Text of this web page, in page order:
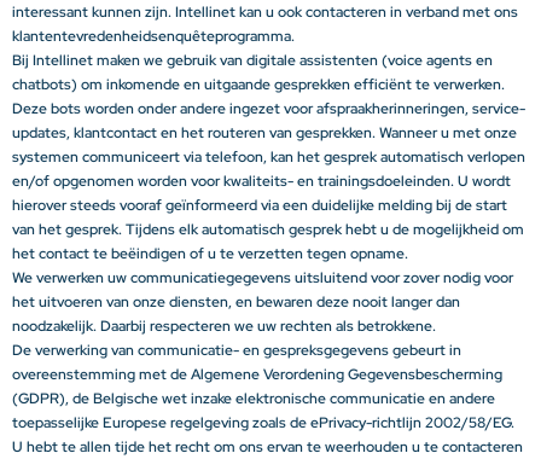
interessant kunnen zijn. Intellinet kan u ook contacteren in verband met ons
klantentevredenheidsenquêteprogramma.
Bij Intellinet maken we gebruik van digitale assistenten (voice agents en
chatbots) om inkomende en uitgaande gesprekken efficiënt te verwerken.
Deze bots worden onder andere ingezet voor afspraakherinneringen, service-
updates, klantcontact en het routeren van gesprekken. Wanneer u met onze
systemen communiceert via telefoon, kan het gesprek automatisch verlopen
en/of opgenomen worden voor kwaliteits- en trainingsdoeleinden. U wordt
hierover steeds vooraf geïnformeerd via een duidelijke melding bij de start
van het gesprek. Tijdens elk automatisch gesprek hebt u de mogelijkheid om
het contact te beëindigen of u te verzetten tegen opname.
We verwerken uw communicatiegegevens uitsluitend voor zover nodig voor
het uitvoeren van onze diensten, en bewaren deze nooit langer dan
noodzakelijk. Daarbij respecteren we uw rechten als betrokkene.
De verwerking van communicatie- en gespreksgegevens gebeurt in
overeenstemming met de Algemene Verordening Gegevensbescherming
(GDPR), de Belgische wet inzake elektronische communicatie en andere
toepasselijke Europese regelgeving zoals de ePrivacy-richtlijn 2002/58/EG.
U hebt te allen tijde het recht om ons ervan te weerhouden u te contacteren